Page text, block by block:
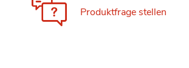
Produktfrage stellen